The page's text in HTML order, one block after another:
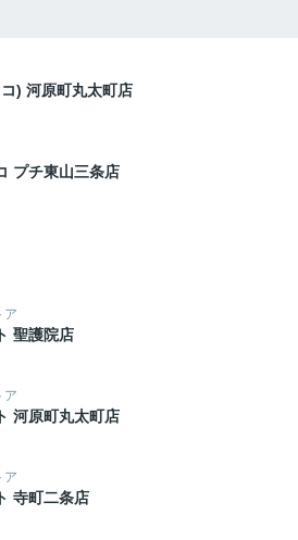
) 河原町丸太町店
プチ東山三条店
ア
聖護院店
ア
河原町丸太町店
ア
寺町二条店